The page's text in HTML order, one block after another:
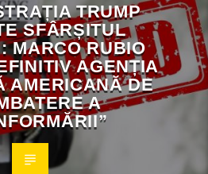
TRUMP
SFÂRȘITUL
MARCO RUBIO
AGENȚIA
AMERICANĂ DE
A